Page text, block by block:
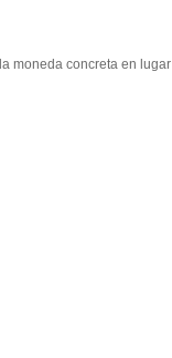
moneda concreta en